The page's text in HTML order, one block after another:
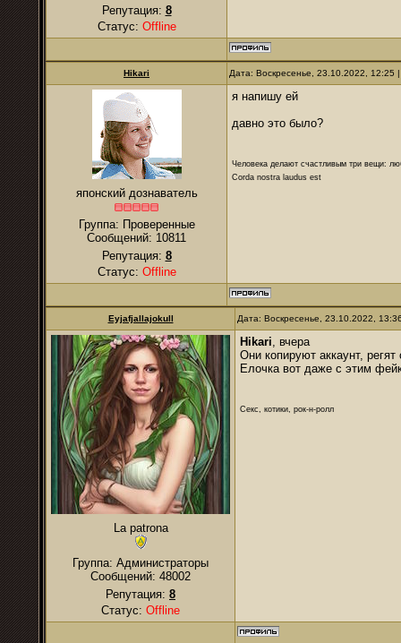
Репутация: 8
Статус: Offline
Hikari Дата: Воскресенье, 23.10.2022,
японский дознаватель
Группа: Проверенные
Сообщений: 10811
Репутация: 8
Статус: Offline
я напишу ей
давно это было?
Человека делают счастливым три вещи:
Corda nostra laudus est
Eyjafjallajokull Дата: Воскресенье, 23.10.2022,
La patrona
Группа: Администраторы
Сообщений: 48002
Репутация: 8
Статус: Offline
Hikari, вчера
Они копируют аккаунт,
Елочка вот даже с этим
Секс, котики, рок-н-ролл